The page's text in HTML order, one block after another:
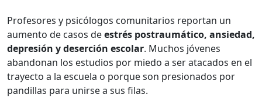
Profesores y psicólogos comunitarios reportan un
aumento de casos deestrés postraumático, ansiedad,
depresión y deserción escolar. Muchos jóvenes
abandonan los estudios por miedo a ser atacados en el
trayecto a la escuela o porque son presionados por
pandillas para unirse a sus filas.